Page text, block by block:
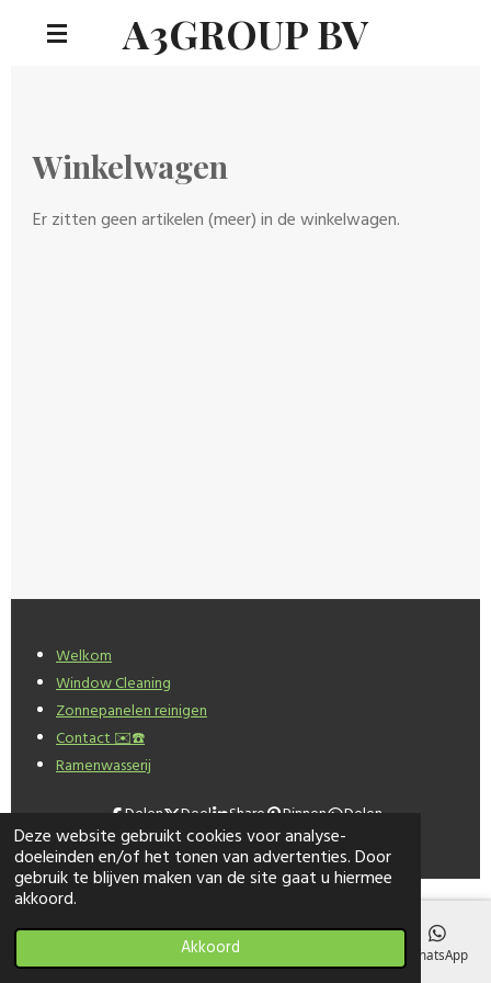
Deze website gebruikt cookies voor analyse-
doeleinden en/of het tonen van advertenties. Door
gebruik te blijven maken van de site gaat u hiermee
akkoord.
Akkoord
A3GROUP BV
Winkelwagen
Er zitten geen artikelen (meer) in de winkelwagen.
Welkom
Window Cleaning
Zonnepanelen reinigen
Contact ✉️☎️
Ramenwasserij
Delen
Deel Share Pinnen Delen
Telefoonnummer WhatsApp